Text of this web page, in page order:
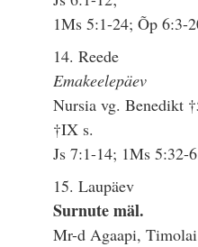
1Ms 5:1-24; Õp 6:3-
14. Reede
Emakeelepäev
Nursia vg. Benedikt
†IX s.
Js 7:1-14; 1Ms 5:32-
15. Laupäev
Surnute mäl.
Mr-d Agaapi,